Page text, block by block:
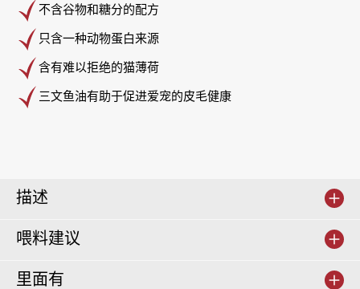
不含谷物和糖分的配方
只含一种动物蛋白来源
含有难以拒绝的猫薄荷
三文鱼油有助于促进爱宠的皮毛健康
描述
喂料建议
里面有